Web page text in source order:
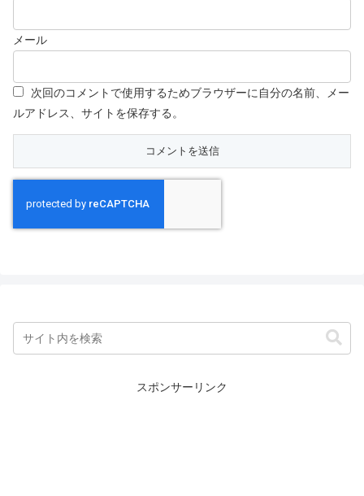
メール
次回のコメントで使用するためブラウザーに自分の名前、メー
ルアドレス、サイトを保存する。
スポンサーリンク